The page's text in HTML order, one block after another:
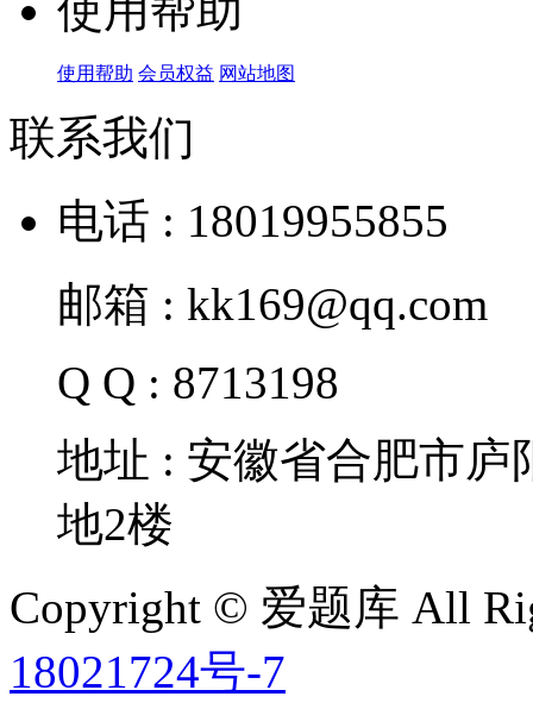
使用帮助
使用帮助 会员权益 网站地图
联系我们
电话 : 18019955855
邮箱 : kk169@qq.com
Q Q : 8713198
地址 : 安徽省合肥市
地2楼
Copyright © 爱题库 All
18021724号-7